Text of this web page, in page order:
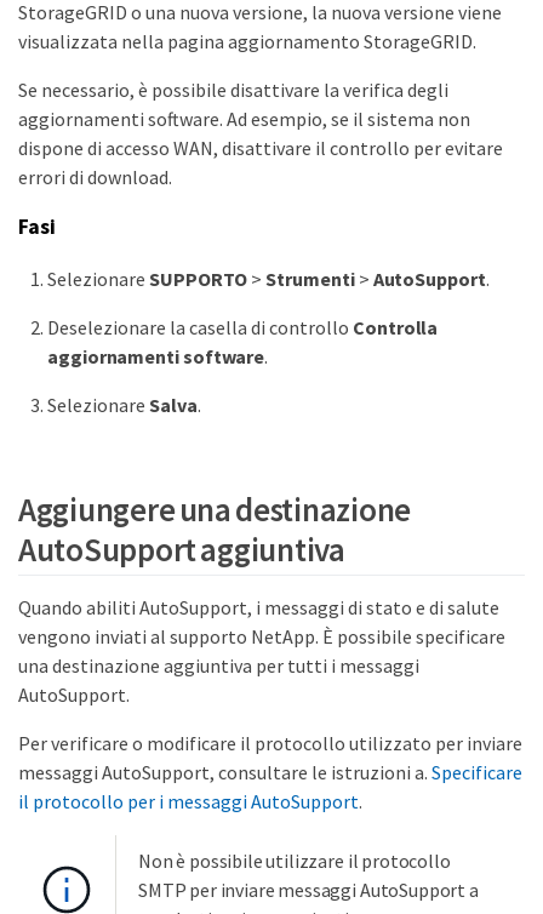
StorageGRID o una nuova versione, la nuova versione viene
visualizzata nella pagina aggiornamento StorageGRID.
Se necessario, è possibile disattivare la verifica degli
aggiornamenti software. Ad esempio, se il sistema non
dispone di accesso WAN, disattivare il controllo per evitare
errori di download.
Fasi
Selezionare SUPPORTO >Strumenti> AutoSupport.
Deselezionare la casella di controllo Controlla
aggiornamenti software.
Selezionare Salva.
Aggiungere una destinazione
AutoSupport aggiuntiva
Quando abiliti AutoSupport, i messaggi di stato e di salute
vengono inviati al supporto NetApp. È possibile specificare
una destinazione aggiuntiva per tutti i messaggi
AutoSupport.
Per verificare o modificare il protocollo utilizzato per inviare
messaggi AutoSupport, consultare le istruzioni a. Specificare
il protocollo per i messaggi AutoSupport.
Non è possibile utilizzare il protocollo
SMTP per inviare messaggi AutoSupport a